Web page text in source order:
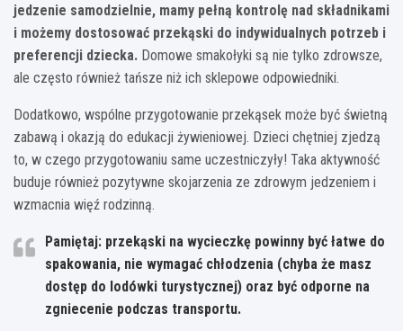
jedzenie samodzielnie, mamy pełną kontrolę nad składnikami
i możemy dostosować przekąski do indywidualnych potrzeb i
preferencji dziecka. Domowe smakołyki są nie tylko zdrowsze,
ale często również tańsze niż ich sklepowe odpowiedniki.
Dodatkowo, wspólne przygotowanie przekąsek może być świetną
zabawą i okazją do edukacji żywieniowej. Dzieci chętniej zjedzą
to, w czego przygotowaniu same uczestniczyły! Taka aktywność
buduje również pozytywne skojarzenia ze zdrowym jedzeniem i
wzmacnia więź rodzinną.
Pamiętaj: przekąski na wycieczkę powinny być łatwe do
spakowania, nie wymagać chłodzenia (chyba że masz
dostęp do lodówki turystycznej) oraz być odporne na
zgniecenie podczas transportu.